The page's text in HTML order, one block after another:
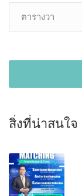
สิ่งที่น่าสนใจ